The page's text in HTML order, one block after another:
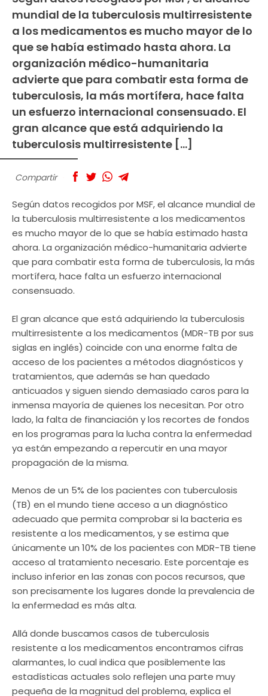
mundial de la tuberculosis multirresistente
a los medicamentos es mucho mayor de lo
que se había estimado hasta ahora. La
organización médico-humanitaria
advierte que para combatir esta forma de
tuberculosis, la más mortífera, hace falta
un esfuerzo internacional consensuado. El
gran alcance que está adquiriendo la
tuberculosis multirresistente […]
Compartir
Según datos recogidos por MSF, el alcance mundial de
la tuberculosis multirresistente a los medicamentos
es mucho mayor de lo que se había estimado hasta
ahora. La organización médico-humanitaria advierte
que para combatir esta forma de tuberculosis, la más
mortífera, hace falta un esfuerzo internacional
consensuado.
El gran alcance que está adquiriendo la tuberculosis
multirresistente a los medicamentos (MDR-TB por sus
siglas en inglés) coincide con una enorme falta de
acceso de los pacientes a métodos diagnósticos y
tratamientos, que además se han quedado
anticuados y siguen siendo demasiado caros para la
inmensa mayoría de quienes los necesitan. Por otro
lado, la falta de financiación y los recortes de fondos
en los programas para la lucha contra la enfermedad
ya están empezando a repercutir en una mayor
propagación de la misma.
Menos de un 5% de los pacientes con tuberculosis
(TB) en el mundo tiene acceso a un diagnóstico
adecuado que permita comprobar si la bacteria es
resistente a los medicamentos, y se estima que
únicamente un 10% de los pacientes con MDR-TB tiene
acceso al tratamiento necesario. Este porcentaje es
incluso inferior en las zonas con pocos recursos, que
son precisamente los lugares donde la prevalencia de
la enfermedad es más alta.
Allá donde buscamos casos de tuberculosis
resistente a los medicamentos encontramos cifras
alarmantes, lo cual indica que posiblemente las
estadísticas actuales solo reflejen una parte muy
pequeña de la magnitud del problema, explica el